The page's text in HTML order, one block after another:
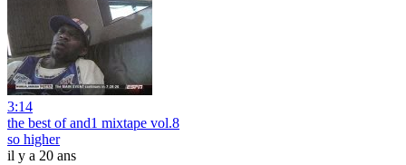
3:14
the best of and1 mixtape vol.8
so higher
il y a 20 ans